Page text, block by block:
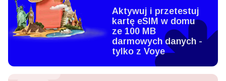
Aktywuj i przetestuj
kartę eSIM w domu
ze 100 MB
darmowych danych -
tylko z Voye